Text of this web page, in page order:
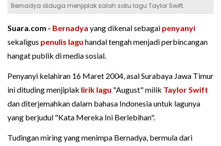
Bernadya diduga menjiplak salah satu lagu Taylor Swift.
Suara.com - Bernadya yang dikenal sebagai penyanyi
sekaligus penulis lagu handal tengah menjadi perbincangan
hangat publik di media sosial.
Penyanyi kelahiran 16 Maret 2004, asal Surabaya Jawa Timur
ini dituding menjiplak lirik lagu "August" milik Taylor Swift
dan diterjemahkan dalam bahasa Indonesia untuk lagunya
yang berjudul "Kata Mereka Ini Berlebihan".
Tudingan miring yang menimpa Bernadya, bermula dari